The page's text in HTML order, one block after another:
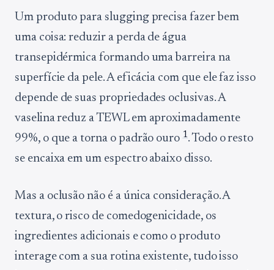
Um produto para slugging precisa fazer bem
uma coisa: reduzir a perda de água
transepidérmica formando uma barreira na
superfície da pele. A eficácia com que ele faz isso
depende de suas propriedades oclusivas. A
vaselina reduz a TEWL em aproximadamente
99%, o que a torna o padrão ouro1. Todo o resto
se encaixa em um espectro abaixo disso.
Mas a oclusão não é a única consideração. A
textura, o risco de comedogenicidade, os
ingredientes adicionais e como o produto
interage com a sua rotina existente, tudo isso